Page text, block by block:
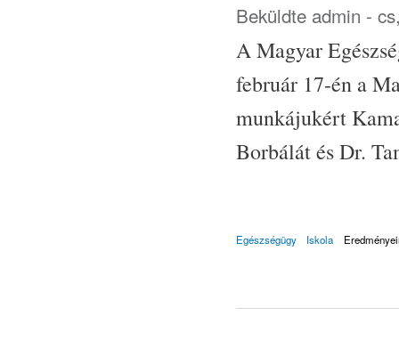
Beküldte admin -
A Magyar
február 17-én a
munkájukért
Borbálát és Dr.
Egészségügy Iskola